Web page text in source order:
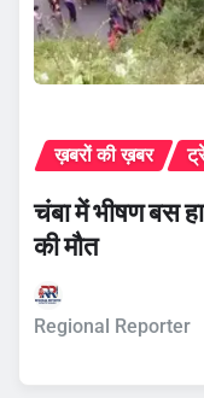
ख़बरों की ख़बर
चंबा में भीषण बस
की मौत
Regional Reporter